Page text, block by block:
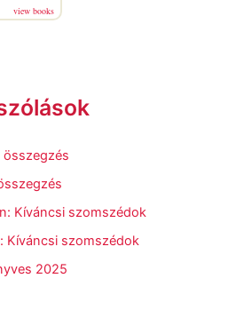
view books
Kíváncsi szomszédok
Kíváncsi szomszédok
2025